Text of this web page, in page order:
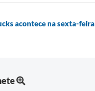
acontece na sexta-feira